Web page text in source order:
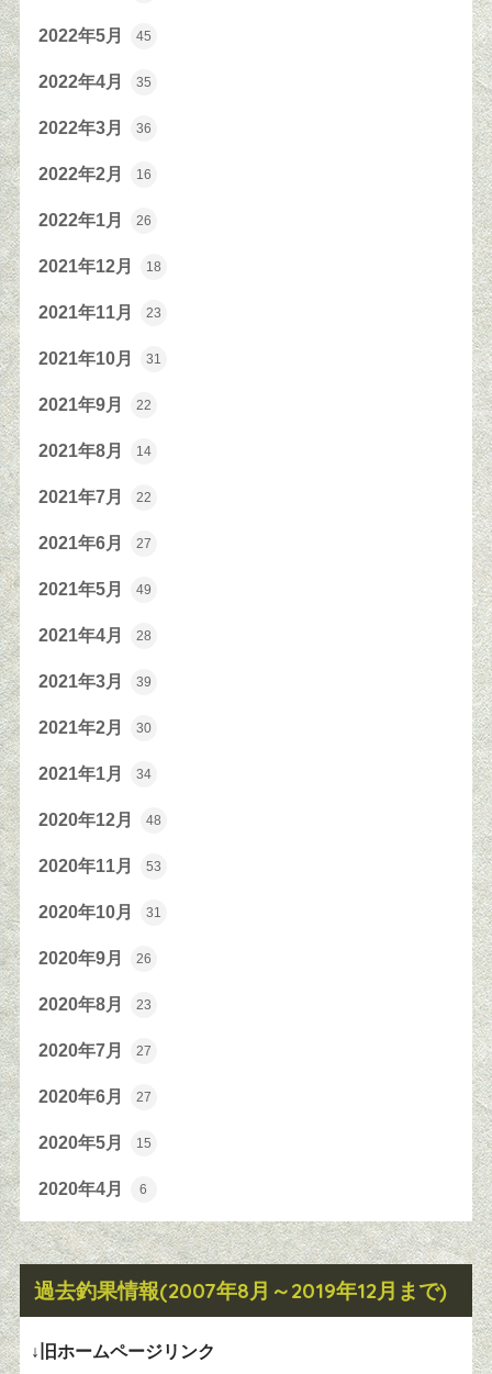
2022年5月 45
2022年4月 35
2022年3月 36
2022年2月 16
2022年1月 26
2021年12月 18
2021年11月 23
2021年10月 31
2021年9月 22
2021年8月 14
2021年7月 22
2021年6月 27
2021年5月 49
2021年4月 28
2021年3月 39
2021年2月 30
2021年1月 34
2020年12月 48
2020年11月 53
2020年10月 31
2020年9月 26
2020年8月 23
2020年7月 27
2020年6月 27
2020年5月 15
2020年4月 6
過去釣果情報(2007年8月～2019年12月まで)
↓旧ホームページリンク